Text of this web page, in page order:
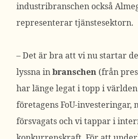
industribranschen också
representerar tjänstesektorn.
– Det är bra att vi nu startar
lyssna inbranschen (från
har länge legat i topp i
företagens FoU-investeringar,
försvagats och vi tappar i